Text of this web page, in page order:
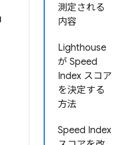
測定される
内容
Lighthouse
が Speed
Index スコア
を決定する
方法
Speed Index